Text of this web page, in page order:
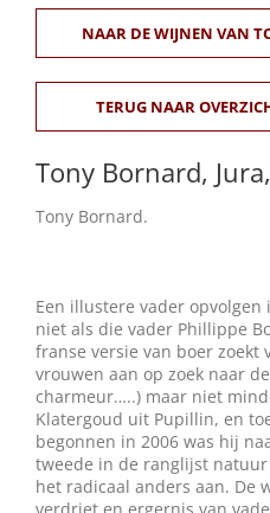
Winkelmand 0
Mijn Account
NL
NAAR DE WIJNEN VAN
TERUG NAAR
Tony Bornard, Jura,
Tony Bornard.
Een illustere vader opvolgen
niet als die vader Phillippe
franse versie van boer zoekt
vrouwen aan op zoek naar
charmeur…..) maar niet
Klatergoud uit Pupillin, en
begonnen in 2006 was hij
tweede in de ranglijst
het radicaal anders aan. De